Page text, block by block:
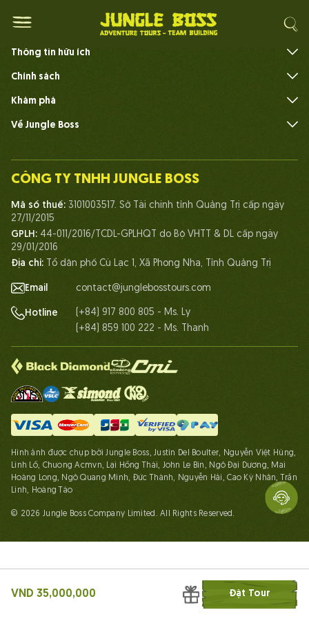
VND 35,000,000 Đặt Tour
Tour mạo hiểm
Thông tin hữu ích
Chính sách
Khám phá
Về Jungle Boss
Đội ngũ
Cuộc sống tại Jungle Boss
Chứng chỉ
Đối tác
Liên hệ
CÔNG TY TNHH JUNGLE BOSS
Mã số thuế: 3101003517. Sở Tài chính tỉnh Quảng Trị cấp ngày
27/11/2015
GPLH: 44-011/2016/TCDL-GPLHQT do Bộ VHTT & DL cấp ngày
29/01/2016
Địa chỉ: Tổ dân phố Cù Lạc 1, Xã Phong Nha, Tỉnh Quảng Trị
Email contact@junglebosstours.com
Hotline
(+84) 917 800 805 - Ms. Ly
(+84) 859 100 222 - Ms. Thanh
Hình ảnh được chụp bởi Jungle Boss, Justin Del Boulter, Nguyễn Việt Hùng,
Linh Lố, Chuong Acmvn, Lại Hồng Thái, John Le Bin, Ngô Đại Dương, Mai
Hoàng Long, Ngô Quang Minh, Đức Thành, Nguyễn Hải, Cao Kỳ Nhân, Trần
Linh, Hoàng Táo
© 2026 Jungle Boss Company Limited. All Rights Reserved.